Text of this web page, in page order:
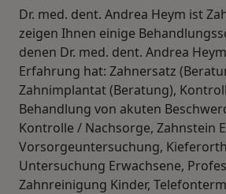
Dr. med. dent. Andrea Heym ist
zeigen Ihnen einige
denen Dr. med. dent. Andrea
Erfahrung hat: Zahnersatz
Zahnimplantat (Beratung),
Behandlung von akuten
Kontrolle / Nachsorge, Zahnstein
Vorsorgeuntersuchung,
Untersuchung Erwachsene,
Zahnreinigung Kinder,